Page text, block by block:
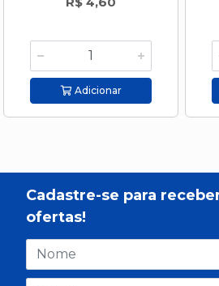
Adicionar
Cadastre-se para
ofertas!